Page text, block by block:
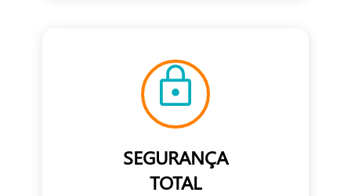
SEGURANÇA
TOTAL